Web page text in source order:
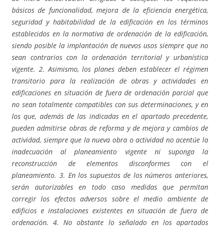
básicos de funcionalidad, mejora de la eficiencia energética,
seguridad y habitabilidad de la edificación en los términos
establecidos en la normativa de ordenación de la edificación,
siendo posible la implantación de nuevos usos siempre que no
sean contrarios con la ordenación territorial y urbanística
vigente. 2. Asimismo, los planes deben establecer el régimen
transitorio para la realización de obras y actividades en
edificaciones en situación de fuera de ordenación parcial que
no sean totalmente compatibles con sus determinaciones, y en
los que, además de las indicadas en el apartado precedente,
pueden admitirse obras de reforma y de mejora y cambios de
actividad, siempre que la nueva obra o actividad no acentúe la
inadecuación al planeamiento vigente ni suponga la
reconstrucción de elementos disconformes con el
planeamiento. 3. En los supuestos de los números anteriores,
serán autorizables en todo caso medidas que permitan
corregir los efectos adversos sobre el medio ambiente de
edificios e instalaciones existentes en situación de fuera de
ordenación. 4. No obstante lo señalado en los apartados